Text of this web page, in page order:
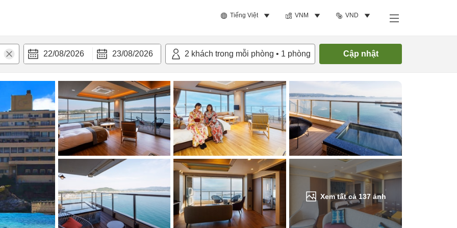
Tiếng Việt VNM VND
22/08/2026 23/08/2026 2 khách trong mỗi phòng • 1 phòng Cập nhật
Xem tất cả 137 ảnh
bật Tiện nghi Tìm phòng trống